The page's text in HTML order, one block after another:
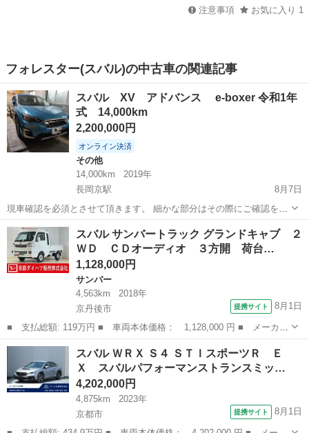
注意事項 お気に入り 1
フォレスター(スバル)の中古車の関連記事
スバル XV アドバンス e-boxer 令和1年
式 14,000km
2,200,000円
オンライン決済
その他
14,000km
2019年
長岡京駅
8月7日
現車確認を必須とさせて頂きます。 細かな部分はその際にご確認をお
願いいたします。 あんしん決済の場合、別途5%の手数料を頂きま
す。 名義変更まで、10万円をお預かりさせていただきます。 引き取り
はご自身で手配をお願いいたし...
京都 長岡京市 長岡京駅 その他
スバル サンバートラック グランドキャブ ２
ＷＤ ＣＤオーディオ ３方開 荷台…
1,128,000円
サンバー
4,563km
2018年
京丹後市
提携サイト 8月1日
■ 支払総額: 119万円 ■ 車両本体価格： 1,128,000 円 ■ メーカー
名： スバル ■ 車種名： サンバートラック ■ グレード名： グ
ランドキャブ ２ＷＤ ＣＤオーディオ ３方開 荷台作業灯 ＡＴ
車 ＣＤオ...
京都 京丹後市
スバル ＷＲＸ Ｓ４ ＳＴＩスポーツＲ Ｅ
Ｘ スバルパフォーマンストランスミッ…
4,202,000円
4,875km
2023年
京都市
提携サイト 8月1日